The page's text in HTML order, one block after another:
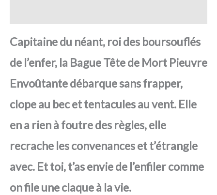
Capitaine du néant, roi des boursouflés
de l’enfer, la Bague Tête de Mort Pieuvre
Envoûtante débarque sans frapper,
clope au bec et tentacules au vent. Elle
en a rien à foutre des règles, elle
recrache les convenances et t’étrangle
avec. Et toi, t’as envie de l’enfiler comme
on file une claque à la vie.